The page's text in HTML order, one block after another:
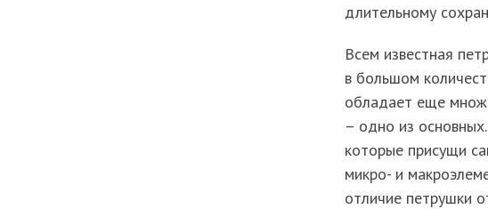
длительному
Всем известная
в большом
обладает еще
– одно из
которые присущи
микро- и
отличие петрушки